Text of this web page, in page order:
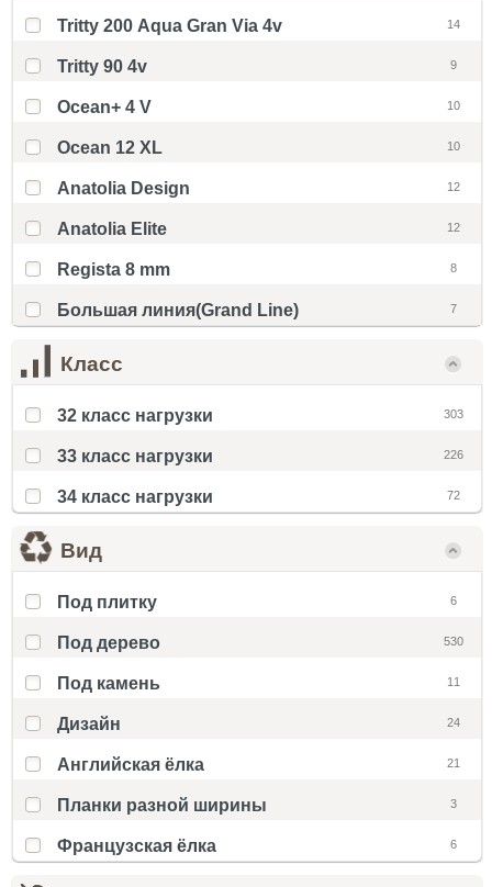
Tritty 200 Aqua Gran Via 4v 14
Tritty 90 4v 9
Ocean+ 4 V 10
Ocean 12 XL 10
Anatolia Design 12
Anatolia Elite 12
Regista 8 mm 8
Большая линия(Grand Line) 7
Класс
32 класс нагрузки 303
33 класс нагрузки 226
34 класс нагрузки 72
Вид
Под плитку 6
Под дерево 530
Под камень 11
Дизайн 24
Английская ёлка 21
Планки разной ширины 3
Французская ёлка 6